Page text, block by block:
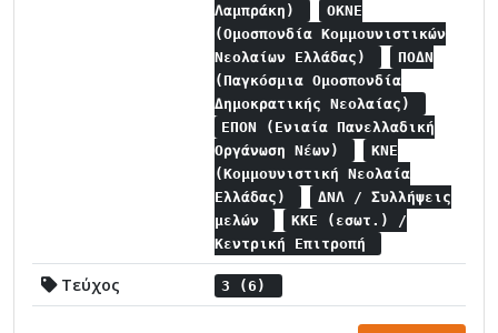
Λαμπράκη)
ΟΚΝΕ
(Ομοσπονδία Κομμουνιστικών
Νεολαίων Ελλάδας)
ΠΟΔΝ
(Παγκόσμια Ομοσπονδία
Δημοκρατικής Νεολαίας)
ΕΠΟΝ (Ενιαία Πανελλαδική
Οργάνωση Νέων)
ΚΝΕ
(Κομμουνιστική Νεολαία
Ελλάδας)
ΔΝΛ / Συλλήψεις
μελών
ΚΚΕ (εσωτ.) /
Κεντρική Επιτροπή
Τεύχος 3 (6)